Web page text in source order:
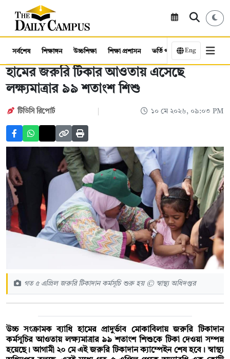
সর্বশেষ শিক্ষাঙ্গন উচ্চশিক্ষা শিক্ষা প্রশাসন ভর্তি পরীক্ষা কর্মসংস্থান
Eng
হামের জরুরি টিকার আওতায় এসেছে
লক্ষ্যমাত্রার ৯৯ শতাংশ শিশু
টিডিসি রিপোর্ট ১০ মে ২০২৬, ০৯:০৩ PM
গত ৫ এপ্রিল জরুরি টিকাদান কর্মসূচি শুরু হয় © স্বাস্থ্য অধিদপ্তর
উচ্চ সংক্রামক ব্যাধি হামের প্রাদুর্ভাব মোকাবিলায় জরুরি টিকাদান
কর্মসূচির আওতায় লক্ষ্যমাত্রার ৯৯ শতাংশ শিশুকে টিকা দেওয়া সম্পন্ন
হয়েছে। আগামী ২০ মে এই জরুরি টিকাদান ক্যাম্পেইন শেষ হবে। স্বাস্থ্য